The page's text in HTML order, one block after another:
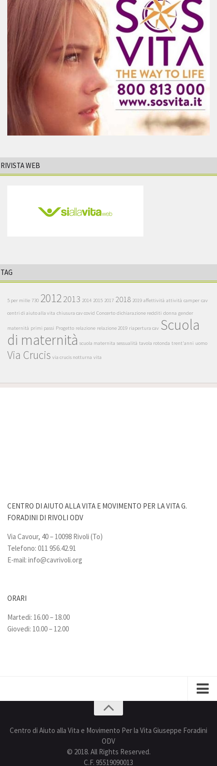
RIVISTA WEB
TAG
5 per mille 730 20122013 2014 2015 2017 2018 2019 affettività attività camper cav
centri di aiuto alla vita chiusura cav covid Concerto dichiarazione redditi donna gender
maternità primi passi Progetto relazione relazione 2019 riapertura cav Scuola
di maternità scuola maternita sessualità tavola rotonda trent'anni uomo
Via Crucis via crucis notturna vita
CENTRO DI AIUTO ALLA VITA E MOVIMENTO PER LA VITA G.
FORADINI DI RIVOLI ODV
Via Cavour, 40 – 10098 Rivoli (To)
Telefono: 011 956.42.91
E-mail: info@cavrivoli.org
ORARI
Martedi: 16.00 – 18.00
Giovedi: 10.00 – 12.00
Centro di Aiuto alla Vita e Movimento Per la Vita Giuseppe Foradini
ODV
© 2018. All Rights Reserved.
C.F. 95519090013